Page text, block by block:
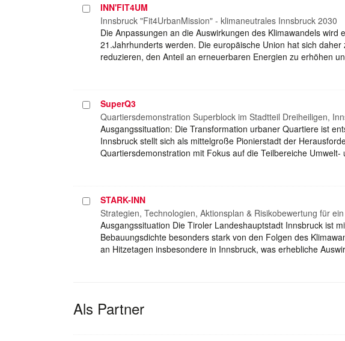
Projekt
auswählen
INN'FIT4UM
Innsbruck "Fit4UrbanMission" - klimaneutrales Innsbruck 2030
Die Anpassungen an die Auswirkungen des Klimawandels
21.Jahrhunderts werden. Die europäische Union hat sich
reduzieren, den Anteil an erneuerbaren Energien zu erhöhen
Projekt
auswählen
SuperQ3
Quartiersdemonstration Superblock im Stadtteil Dreiheiligen,
Ausgangssituation: Die Transformation urbaner Quartiere ist
Innsbruck stellt sich als mittelgroße Pionierstadt der
Quartiersdemonstration mit Fokus auf die Teilbereiche
Projekt
auswählen
STARK-INN
Strategien, Technologien, Aktionsplan & Risikobewertung für
Ausgangssituation Die Tiroler Landeshauptstadt Innsbruck ist
Bebauungsdichte besonders stark von den Folgen des
an Hitzetagen insbesondere in Innsbruck, was erhebliche
Als Partner